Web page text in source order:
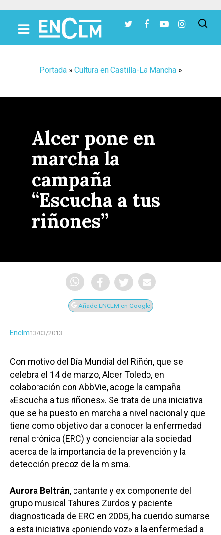
Portada» Cultura en Castilla-La Mancha»
Alcer pone en
marcha la
campaña
“Escucha a tus
riñones”
Añade ENCLM en Google
Enclm13/03/2013
Con motivo del Día Mundial del Riñón, que se
celebra el 14 de marzo, Alcer Toledo, en
colaboración con AbbVie, acoge la campaña
«Escucha a tus riñones». Se trata de una iniciativa
que se ha puesto en marcha a nivel nacional y que
tiene como objetivo dar a conocer la enfermedad
renal crónica (ERC) y concienciar a la sociedad
acerca de la importancia de la prevención y la
detección precoz de la misma.
Aurora Beltrán, cantante y ex componente del
grupo musical Tahures Zurdos y paciente
diagnosticada de ERC en 2005, ha querido sumarse
a esta iniciativa «poniendo voz» a la enfermedad a